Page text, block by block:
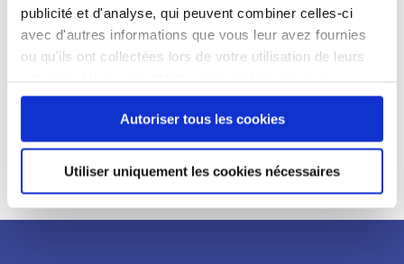
publicité et d'analyse, qui peuvent combiner celles-ci
avec d'autres informations que vous leur avez fournies
ou qu'ils ont collectées lors de votre utilisation de leurs
continuez à utiliser notre site Web.
Autoriser tous les cookies
Utiliser uniquement les cookies nécessaires
Processus
de
recrutement